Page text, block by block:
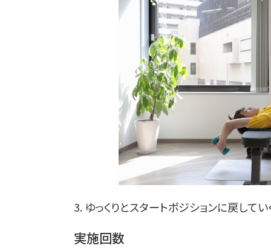
3. ゆっくりとスタートポジションに戻してい
実施回数